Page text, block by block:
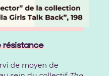
résistance
de moyen de